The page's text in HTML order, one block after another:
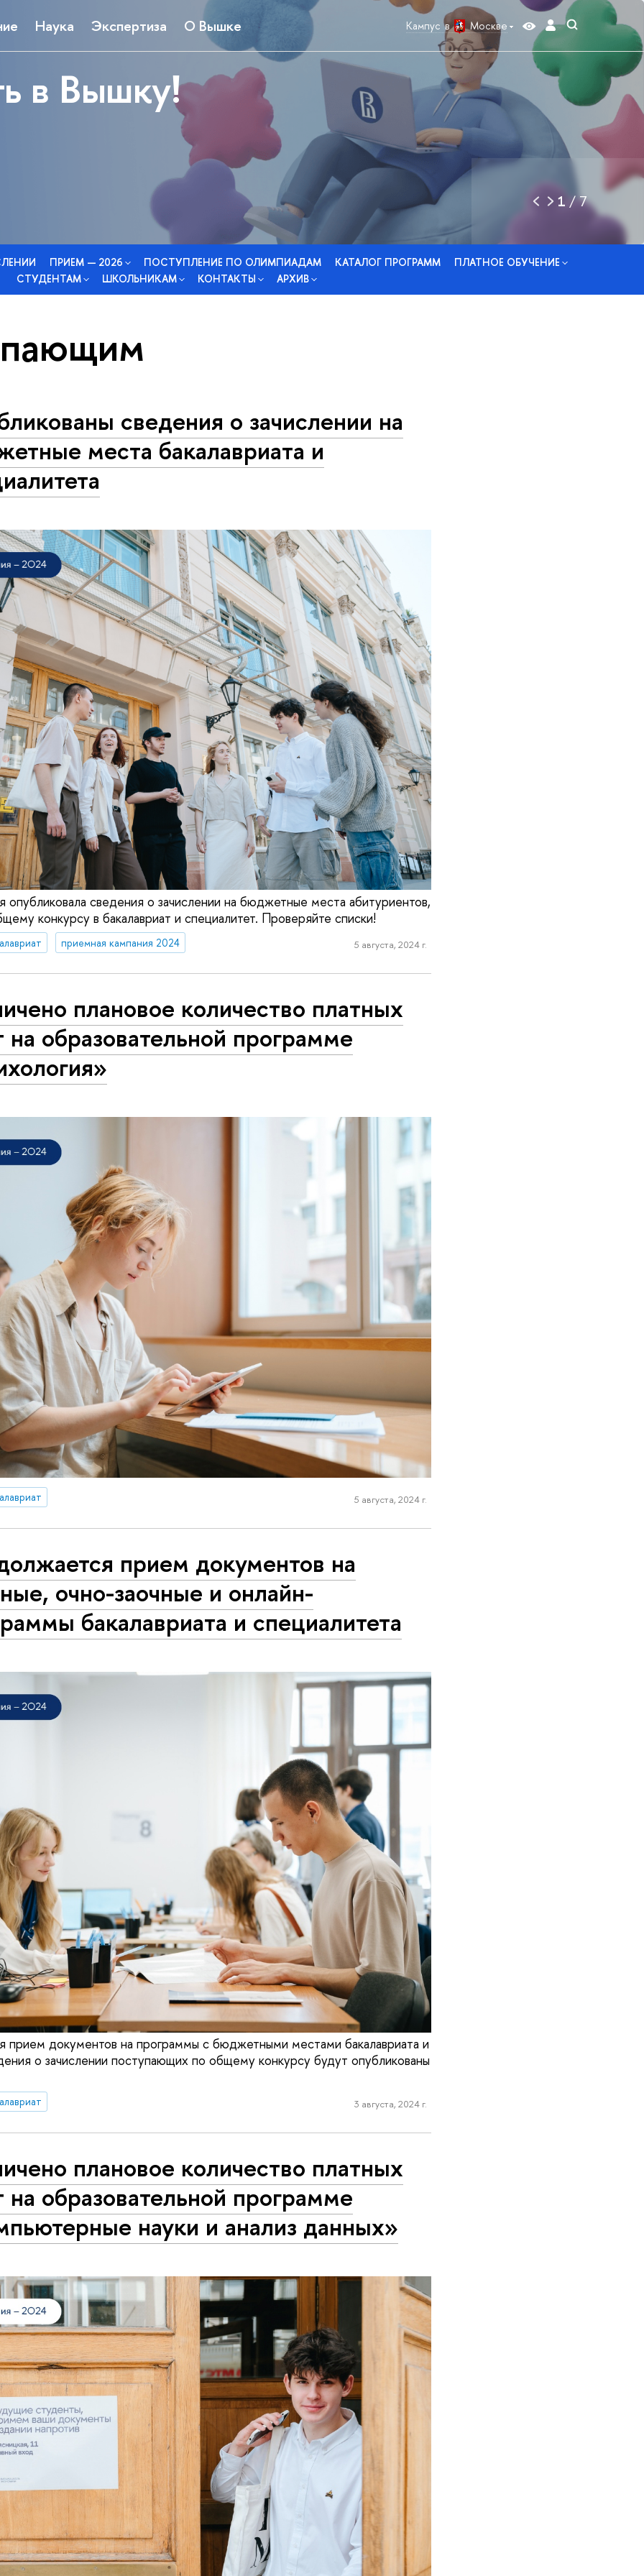
Наука Экспертиза О Вышке Кампус в Москве
в Вышку!
1 /7
ПРИЕМ — 2026 ПОСТУПЛЕНИЕ ПО ОЛИМПИАДАМ КАТАЛОГ ПРОГРАММ
ПЛАТНОЕ ОБУЧЕНИЕ
СТУДЕНТАМ
ШКОЛЬНИКАМ КОНТАКТЫ АРХИВ
сведения о зачислении на
места бакалавриата и
сведения о зачислении на бюджетные места абитуриентов,
конкурсу в бакалавриат и специалитет. Проверяйте списки!
приемная кампания 2024 5 августа, 2024 г.
плановое количество платных
на образовательной программе
5 августа, 2024 г.
прием документов на
очно-заочные и онлайн-
бакалавриата и специалитета
прием документов на программы с бюджетными местами бакалавриата и
о зачислении поступающих по общему конкурсу будут опубликованы
3 августа, 2024 г.
плановое количество платных
на образовательной программе
науки и анализ данных»